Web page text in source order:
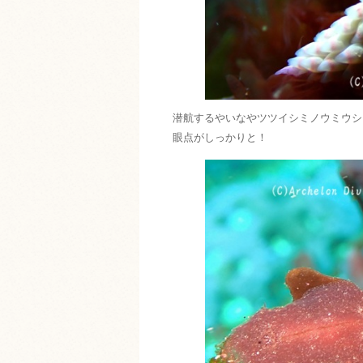
潜航するやいなやツツイシミノウミウ
眼点がしっかりと！